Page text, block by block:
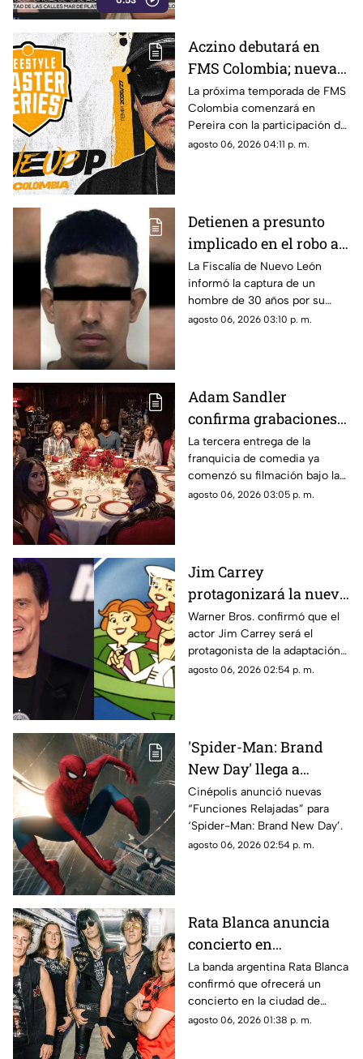
Aczino debutará en
FMS Colombia; nueva
temporada ya tiene
fecha de inicio
La próxima temporada de FMS
Colombia comenzará en
Pereira con la participación del
mexicano Aczino y el regreso
agosto 06, 2026 04:11 p. m.
Detienen a presunto
implicado en el robo a
la casa de Karely Ruiz;
huellas dactilares
fueron clave
La Fiscalía de Nuevo León
informó la captura de un
hombre de 30 años por su
presunta participación en el
agosto 06, 2026 03:10 p. m.
Adam Sandler
confirma grabaciones
de 'Son Como Niños 3';
vuelve elenco original
La tercera entrega de la
franquicia de comedia ya
comenzó su filmación bajo la
producción de Netflix.
agosto 06, 2026 03:05 p. m.
Jim Carrey
protagonizará la nueva
película live-action de
'Los Supersónicos'
Warner Bros. confirmó que el
actor Jim Carrey será el
protagonista de la adaptación
en acción real de “Los
agosto 06, 2026 02:54 p. m.
'Spider-Man: Brand
New Day' llega a
Chihuahua con
funciones adaptadas
para personas
neurodivergentes
Cinépolis anunció nuevas
“Funciones Relajadas” para
‘Spider-Man: Brand New Day’.
agosto 06, 2026 02:54 p. m.
Rata Blanca anuncia
concierto en
Chihuahua capital:
confirman fecha
La banda argentina Rata Blanca
confirmó que ofrecerá un
concierto en la ciudad de
Chihuahua como parte de su
agosto 06, 2026 01:38 p. m.